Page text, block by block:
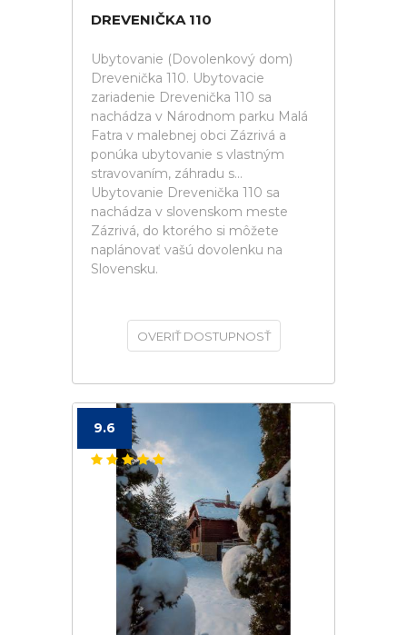
DREVENIČKA 110
Ubytovanie (Dovolenkový dom)
Drevenička 110. Ubytovacie
zariadenie Drevenička 110 sa
nachádza v Národnom parku Malá
Fatra v malebnej obci Zázrivá a
ponúka ubytovanie s vlastným
stravovaním, záhradu s...
Ubytovanie Drevenička 110 sa
nachádza v slovenskom meste
Zázrivá, do ktorého si môžete
naplánovať vašú dovolenku na
Slovensku.
OVERIŤ DOSTUPNOSŤ
9.6